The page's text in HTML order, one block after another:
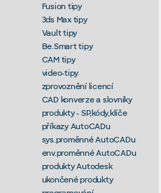
Fusion tipy
3ds Max tipy
Vault tipy
Be.Smart tipy
CAM tipy
video-tipy
zprovoznění licencí
CAD konverze a slovníky
produkty - SP,kódy,klíče
příkazy AutoCADu
sys.proměnné AutoCADu
env.proměnné AutoCADu
produkty Autodesk
ukončené produkty